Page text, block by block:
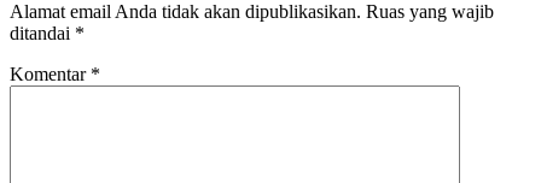
Alamat email Anda tidak akan dipublikasikan. Ruas yang wajib
ditandai *
Komentar *